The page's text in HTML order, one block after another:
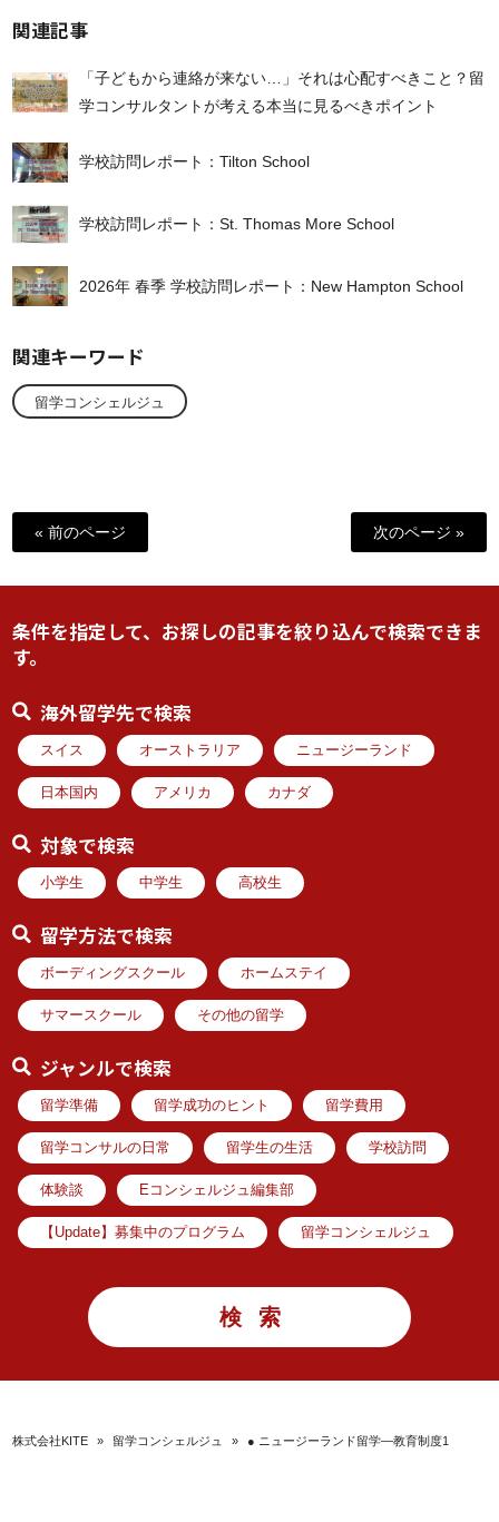
関連記事
「子どもから連絡が来ない…」それは心配すべきこと？留
学コンサルタントが考える本当に見るべきポイント
学校訪問レポート：Tilton School
学校訪問レポート：St. Thomas More School
2026年 春季 学校訪問レポート：New Hampton School
関連キーワード
留学コンシェルジュ
« 前のページ 次のページ »
条件を指定して、お探しの記事を絞り込んで検索できま
す。
海外留学先で検索
スイス オーストラリア ニュージーランド
日本国内 アメリカ カナダ
対象で検索
小学生 中学生 高校生
留学方法で検索
ボーディングスクール ホームステイ
サマースクール その他の留学
ジャンルで検索
留学準備 留学成功のヒント 留学費用
留学コンサルの日常 留学生の生活 学校訪問
体験談 Eコンシェルジュ編集部
【Update】募集中のプログラム 留学コンシェルジュ
株式会社KITE » 留学コンシェルジュ » ● ニュージーランド留学―教育制度1